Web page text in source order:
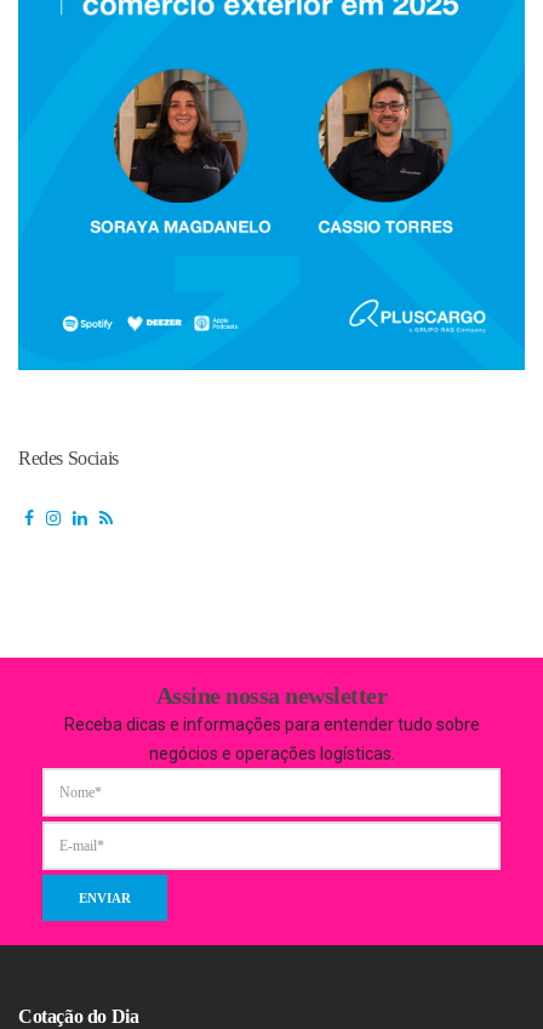
Redes Sociais
Assine nossa newsletter
Receba dicas e informações para entender tudo sobre
negócios e operações logísticas.
Cotação do Dia